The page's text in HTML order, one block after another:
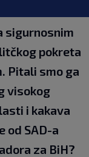
sigurnosnim
pokreta
Pitali smo ga
visokog
i kakava
od SAD-a
za BiH?